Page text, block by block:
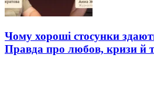
Чому хороші стосунки
Правда про любов, кризи й